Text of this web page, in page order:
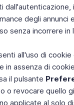
degli
senza incorrere
all'uso di
in assenza di
il pulsante
o revocare quello
applicate al solo